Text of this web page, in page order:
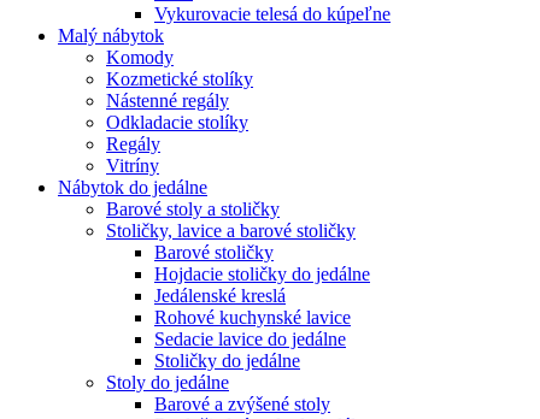
Vykurovacie telesá do kúpeľne
Malý nábytok
Komody
Kozmetické stolíky
Nástenné regály
Odkladacie stolíky
Regály
Vitríny
Nábytok do jedálne
Barové stoly a stoličky
Stoličky, lavice a barové stoličky
Barové stoličky
Hojdacie stoličky do jedálne
Jedálenské kreslá
Rohové kuchynské lavice
Sedacie lavice do jedálne
Stoličky do jedálne
Stoly do jedálne
Barové a zvýšené stoly